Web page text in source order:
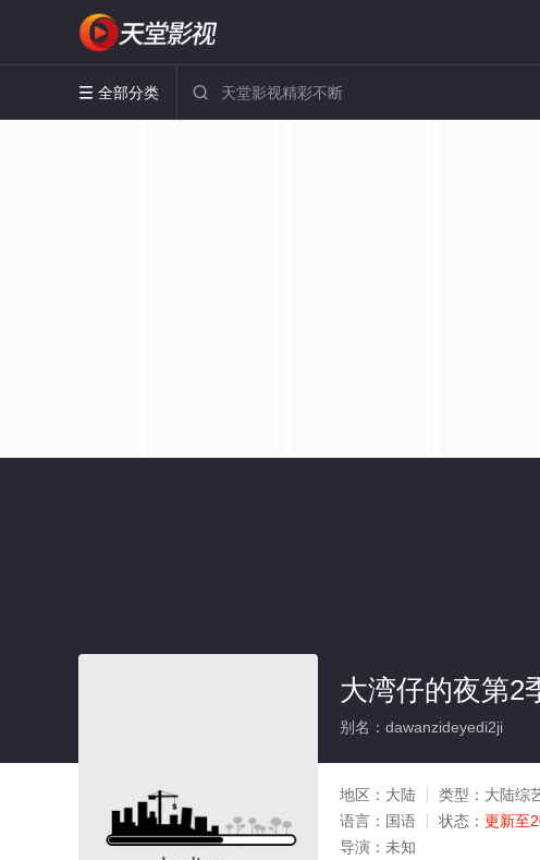
 全部分类 
大湾仔的夜第2
别名：dawanzideyedi2ji
地区： 大陆 类型： 大陆综
语言： 国语 状态： 更新至
导演： 未知